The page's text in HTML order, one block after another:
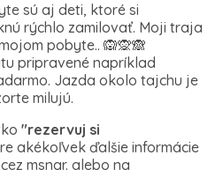
sú aj deti, ktoré si
rýchlo zamilovať. Moji traja
pobyte.. 🙉🙊🙈
pripravené napríklad
Jazda okolo tajchu je
milujú.
"rezervuj si
akékoľvek ďalšie informácie
msngr. alebo na